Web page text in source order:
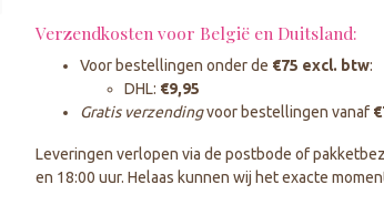
Verzendkosten voor België en Duitsland:
Voor bestellingen onder de €75 excl. btw:
DHL: €9,95
Gratis verzendingvoor bestellingen vanaf
Leveringen verlopen via de postbode of
en 18:00 uur. Helaas kunnen wij het exacte